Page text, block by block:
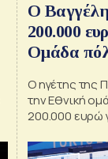
Ο
200.000
Ομάδα
Ο ηγέτης της
την Εθνική
200.000 ευρώ
μεταλλίου